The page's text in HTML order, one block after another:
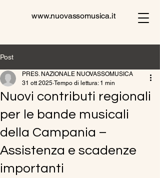
www.nuovassomusica.it
Post
Nuovi contributi regionali
per le bande musicali
della Campania –
Assistenza e scadenze
importanti
PRES. NAZIONALE NUOVASSOMUSICA
31 ott 2025 Tempo di lettura: 1 min